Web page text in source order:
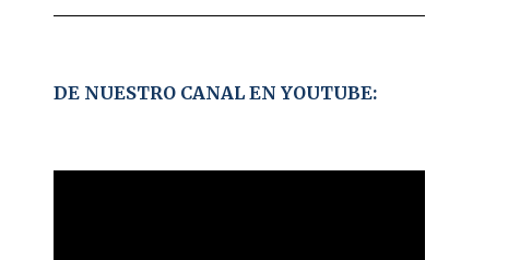
DE NUESTRO CANAL EN YOUTUBE: